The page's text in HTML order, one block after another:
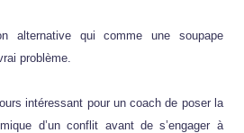
alternative qui comme une soupape
problème.
intéressant pour un coach de poser la
d’un conflit avant de s’engager à